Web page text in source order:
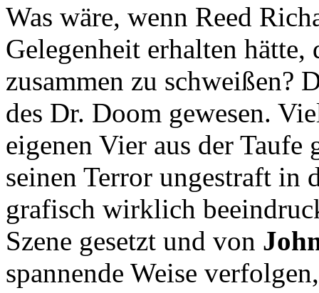
Was wäre, wenn Reed
Gelegenheit erhalten hätte,
zusammen zu schweißen?
des Dr. Doom gewesen.
eigenen Vier aus der
seinen Terror ungestraft in
grafisch wirklich
Szene gesetzt und von
spannende Weise